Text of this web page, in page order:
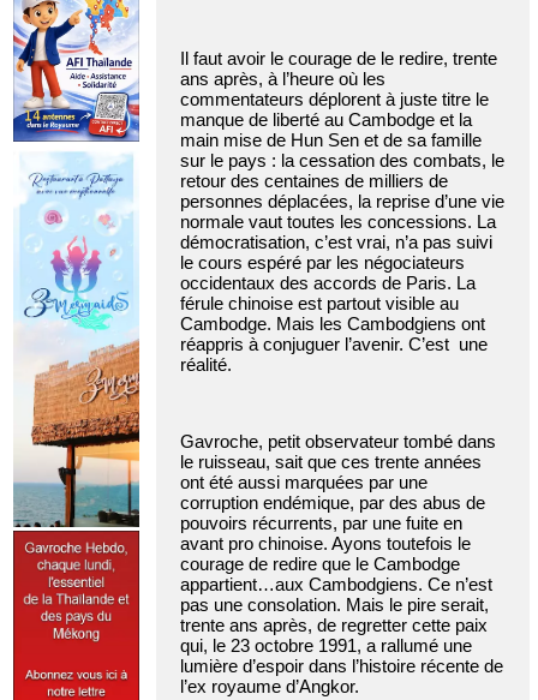
Il faut avoir le courage de le redire, trente
ans après, à l’heure où les
commentateurs déplorent à juste titre le
manque de liberté au Cambodge et la
main mise de Hun Sen et de sa famille
sur le pays : la cessation des combats, le
retour des centaines de milliers de
personnes déplacées, la reprise d’une vie
normale vaut toutes les concessions. La
démocratisation, c’est vrai, n’a pas suivi
le cours espéré par les négociateurs
occidentaux des accords de Paris. La
férule chinoise est partout visible au
Cambodge. Mais les Cambodgiens ont
réappris à conjuguer l’avenir. C’est une
réalité.
Gavroche, petit observateur tombé dans
le ruisseau, sait que ces trente années
ont été aussi marquées par une
corruption endémique, par des abus de
pouvoirs récurrents, par une fuite en
avant pro chinoise. Ayons toutefois le
courage de redire que le Cambodge
appartient…aux Cambodgiens. Ce n’est
pas une consolation. Mais le pire serait,
trente ans après, de regretter cette paix
qui, le 23 octobre 1991, a rallumé une
lumière d’espoir dans l’histoire récente de
l’ex royaume d’Angkor.